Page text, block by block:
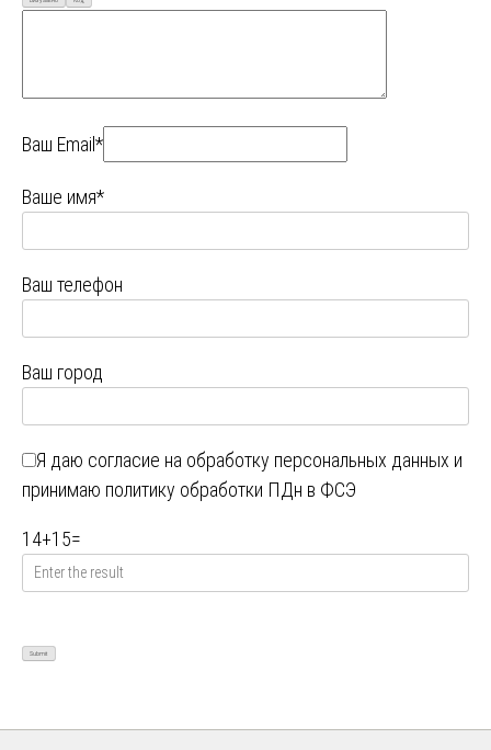
Ваш Email*
Ваше имя*
Ваш телефон
Ваш город
Я даю согласие на обработку персональных данных и
принимаю политику обработки ПДн в ФСЭ
14+15=